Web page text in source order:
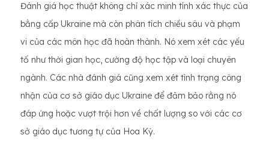
Đánh giá học thuật không chỉ xác minh tính xác thực của
bằng cấp Ukraine mà còn phân tích chiều sâu và phạm
vi của các môn học đã hoàn thành. Nó xem xét các yếu
tố như thời gian học, cường độ học tập và loại chuyên
ngành. Các nhà đánh giá cũng xem xét tình trạng công
nhận của cơ sở giáo dục Ukraine để đảm bảo rằng nó
đáp ứng hoặc vượt trội hơn về chất lượng so với các cơ
sở giáo dục tương tự của Hoa Kỳ.